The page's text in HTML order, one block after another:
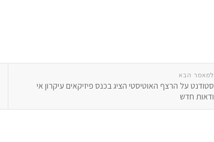
למאמר הבא
סטודנט על הרצף האוטיסטי הציג בכנס פיזיקאים עיקרון אי
ודאות חדש